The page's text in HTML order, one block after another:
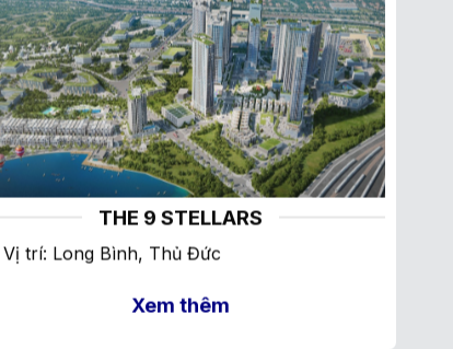
THE 9 STELLARS
Vị trí: Long Bình, Thủ Đức
Xem thêm